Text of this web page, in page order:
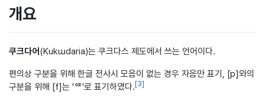
개요
쿠크다어(Kukɯdaria)는 쿠크다스 제도에서 쓰는 언어이다.
편의상 구분을 위해 한글 전사시 모음이 없는 경우 자음만 표기, [p]와의
구분을 위해 [f]는 'ᅋ'로 표기하였다.[3]